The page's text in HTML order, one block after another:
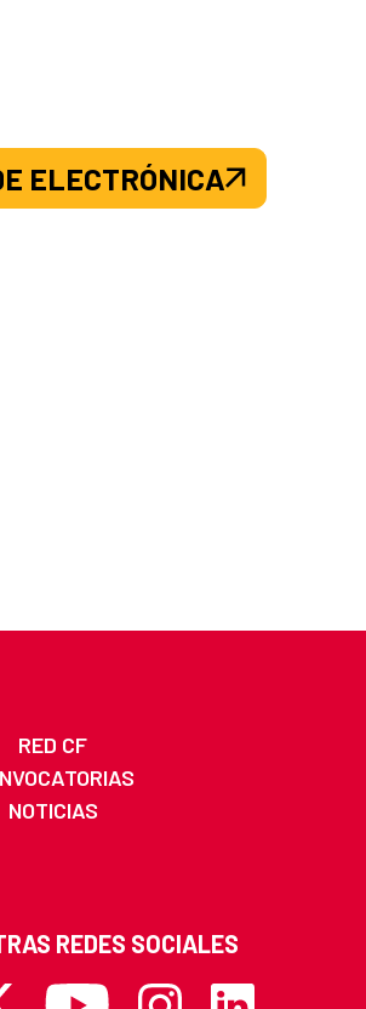
ELECTRÓNICA
RED CF
NOTICIAS
REDES SOCIALES
Youtube InstagramLinkedin